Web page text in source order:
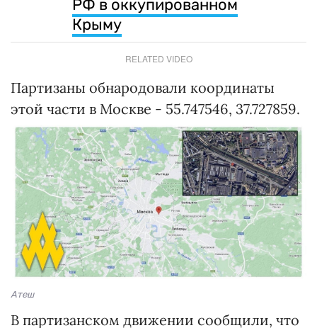
РФ в оккупированном
Крыму
RELATED VIDEO
Партизаны обнародовали координаты
этой части в Москве - 55.747546, 37.727859.
Атеш
В партизанском движении сообщили, что